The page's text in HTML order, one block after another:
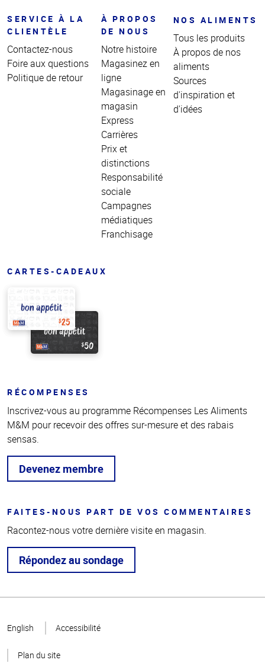
SERVICE À LA
CLIENTÈLE
Contactez-nous
Foire aux questions
Politique de retour
À PROPOS
DE NOUS
Notre histoire
Magasinez en
ligne
Magasinage en
magasin
Express
Carrières
Prix et
distinctions
Responsabilité
sociale
Campagnes
médiatiques
Franchisage
NOS ALIMENTS
Tous les produits
À propos de nos
aliments
Sources
d'inspiration et
d'idées
CARTES-CADEAUX
RÉCOMPENSES
Inscrivez-vous au programme Récompenses Les Aliments
M&M pour recevoir des offres sur-mesure et des rabais
sensas.
Devenez membre
FAITES-NOUS PART DE VOS COMMENTAIRES
Racontez-nous votre dernière visite en magasin.
Répondez au sondage
page
English Accessibilité
Plan du site